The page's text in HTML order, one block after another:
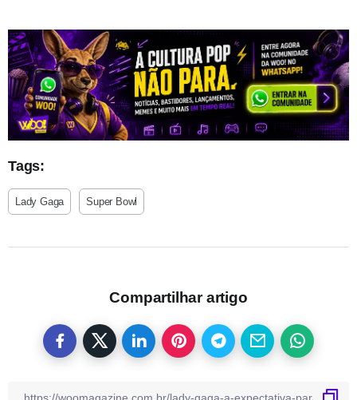
Tags:
Lady Gaga Super Bowl
Compartilhar artigo